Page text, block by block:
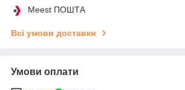
Meest ПОШТА
Всі умови доставки
Умови оплати